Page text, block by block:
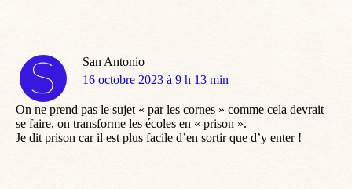
San Antonio
dit
16 octobre 2023 à 9 h 13 min
On ne prend pas le sujet « par les cornes » comme cela devrait
se faire, on transforme les écoles en « prison ».
Je dit prison car il est plus facile d’en sortir que d’y enter !